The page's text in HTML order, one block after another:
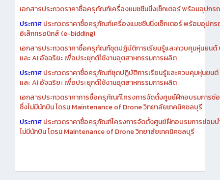
เอกสารประกวดราคาซื้อครุภัณฑ์เครื่องแมชชีนนิ่งเซ็กเตอร์ พร้อมอุปก
ประกาศประกวดราคาซื้อครุภัณฑ์เครื่องแมชชีนนิ่งเซ็กเตอร์ พร้อมอุปก
อิเล็กทรอนิกส์ (e-bidding)
เอกสารประกวดราคาซื้อครุภัณฑ์ชุดปฏิบัติการเรียนรู้และควบคุมหุ่นยน
และ AI อัจฉริยะ เพื่อประยุกต์ใช้งานอุตสาหกรรมการผลิต
ประกาศประกวดราคาซื้อครุภัณฑ์ชุดปฏิบัติการเรียนรู้และควบคุมหุ่นยน
และ AI อัจฉริยะ เพื่อประยุกต์ใช้งานอุตสาหกรรมการผลิต
เอกสารประกวดราคาการซื้อครุภัณฑ์โครงการจัดตั้งศูนย์ฝึกอบรมการซ่
ซึ่งไม่มีนักบิน โดรน Maintenance of Drone วิทยาลัยเทคนิคชลบุรี
ประกาศประกวดราคาซื้อครุภัณฑ์โครงการจัดตั้งศูนย์ฝึกอบรมการซ่อมบ
ไม่มีนักบิน โดรน Maintenance of Drone วิทยาลัยเทคนิคชลบุรี